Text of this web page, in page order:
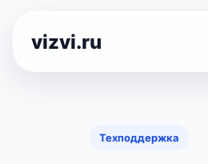
vizvi.ru
Техподдержка